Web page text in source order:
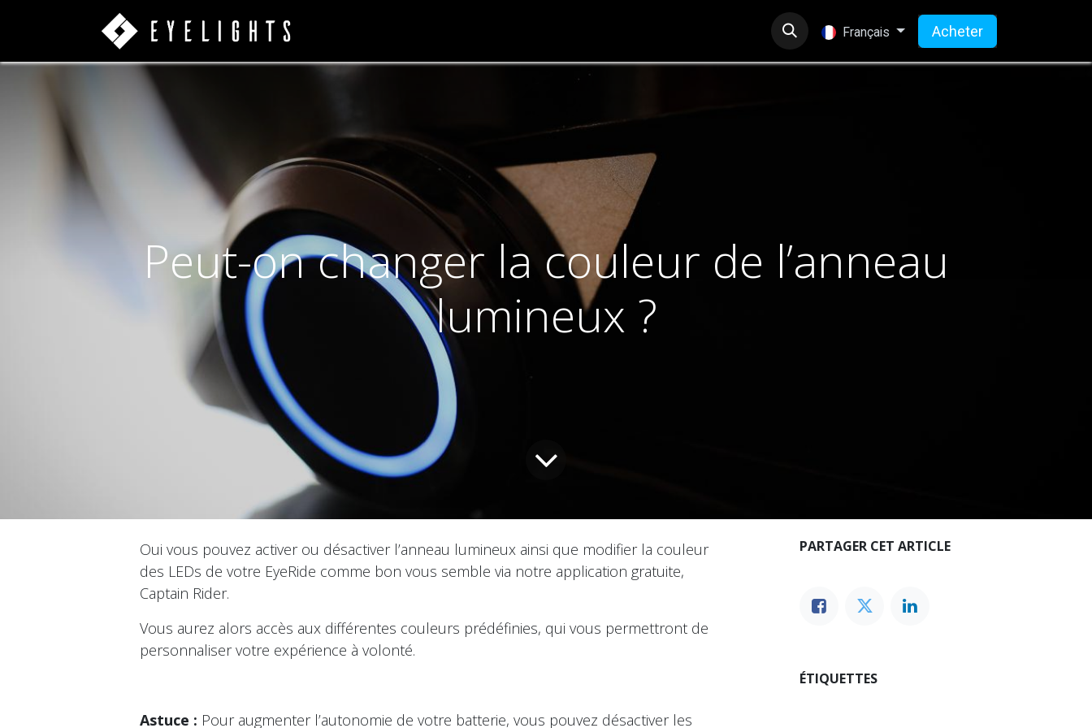
Français Acheter
Peut-on changer la couleur de l’anneau
lumineux ?
Oui vous pouvez activer ou désactiver l’anneau lumineux ainsi que modifier la couleur
des LEDs de votre EyeRide comme bon vous semble via notre application gratuite,
Captain Rider.
Vous aurez alors accès aux différentes couleurs prédéfinies, qui vous permettront de
personnaliser votre expérience à volonté.
Astuce : Pour augmenter l’autonomie de votre batterie, vous pouvez désactiver les
PARTAGER CET ARTICLE
ÉTIQUETTES